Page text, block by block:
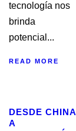
tecnología nos
brinda
potencial...
READ MORE
DESDE CHINA
A